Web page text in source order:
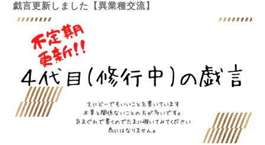
戯言更新しました【異業種交流】